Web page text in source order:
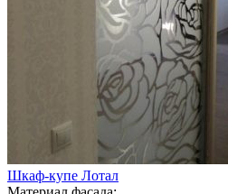
Шкаф-купе Лотал